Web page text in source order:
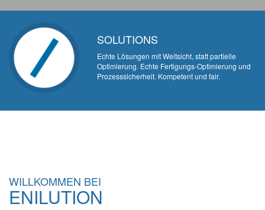
SOLUTIONS
Echte Lösungen mit Weitsicht, statt partielle
Optimierung. Echte Fertigungs-Optimierung und
Prozesssicherheit. Kompetent und fair.
WILLKOMMEN BEI
ENILUTION